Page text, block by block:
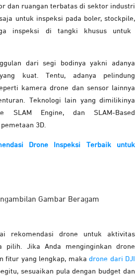
dan ruangan terbatas di sektor industri
untuk inspeksi pada boler, stockpile,
inspeksi di tangki khusus untuk
dari segi bodinya yakni adanya
kuat. Tentu, adanya pelindung
kamera drone dan sensor lainnya
Teknologi lain yang dimilikinya
SLAM Engine, dan SLAM-Based
3D.
Drone Inspeksi Terbaik untuk
rekomendasi drone untuk aktivitas
pilih. Jika Anda menginginkan drone
fitur yang lengkap, makadrone dari DJI
sesuaikan pula dengan budget dan